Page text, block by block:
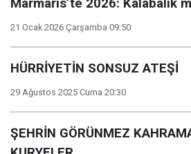
Marmaris’te 2026: Kalabalık
21 Ocak 2026 Çarşamba 09:50
HÜRRİYETİN SONSUZ ATEŞİ
29 Ağustos 2025 Cuma 20:30
ŞEHRİN GÖRÜNMEZ